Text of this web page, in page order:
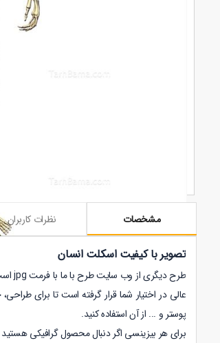
مشخصات نظرات کاربران
تصویر با کیفیت اسکلت انسان
طرح دیگری از وب سایت طرح با ما با فرمت jpg است.
عالی در اختیار شما قرار گرفته است تا برای
پوستر و ... از آن استفاده کنید.
برای هر بیزینسی اگر دنبال محصول گرافیکی